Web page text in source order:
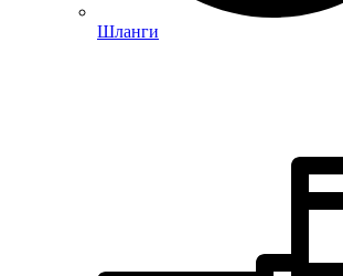
Шланги